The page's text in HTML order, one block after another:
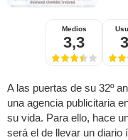
Medios
3,3
A las puertas de su 32º
una agencia publicitaria
su vida. Para ello, hace
será el de llevar un diario